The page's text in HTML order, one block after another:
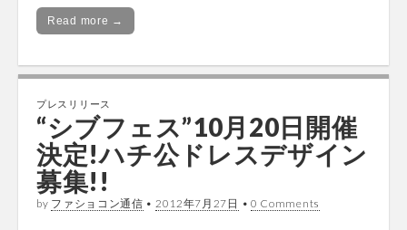
Read more →
プレスリリース
“シブフェス”10月20日開催
決定!ハチ公ドレスデザイン
募集!!
by ファショコン通信 • 2012年7月27日 • 0 Comments